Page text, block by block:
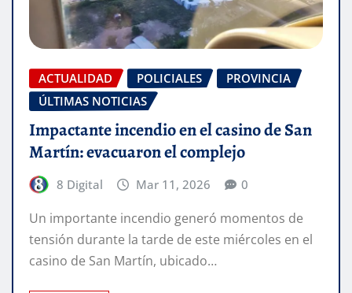
ACTUALIDAD POLICIALES
PROVINCIA
ÚLTIMAS NOTICIAS
Impactante incendio en el casino de San
Martín: evacuaron el complejo
8 Digital Mar 11, 2026 0
Un importante incendio generó momentos de
tensión durante la tarde de este miércoles en el
casino de San Martín, ubicado…